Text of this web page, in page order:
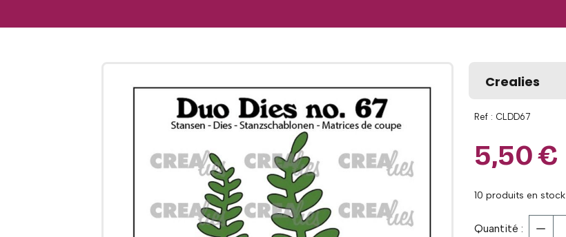
Crealies
Ref : CLDD67
5,50€
10 produits en stock
Quantité :